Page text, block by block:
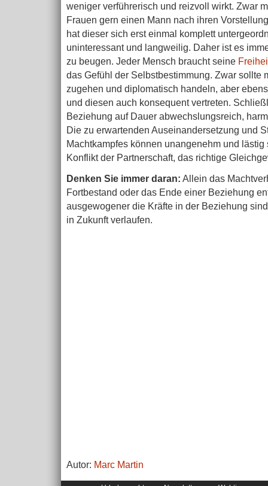
weniger verführerisch und reizvoll wirkt. Zwar
Frauen gern einen Mann nach ihren
hat dieser sich erst einmal komplett
uninteressant und langweilig. Daher ist es
zu beugen. Jeder Mensch braucht seine
das Gefühl der Selbstbestimmung. Zwar sollte
zugehen und diplomatisch handeln, aber
und diesen auch konsequent vertreten.
Beziehung auf Dauer abwechslungsreich,
Die zu erwartenden Auseinandersetzung und
Machtkampfes können unangenehm und
Konflikt der Partnerschaft, das richtige
Denken Sie immer daran: Allein das
Fortbestand oder das Ende einer Beziehung
ausgewogener die Kräfte in der Beziehung
in Zukunft verlaufen.
Autor: Marc Martin